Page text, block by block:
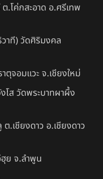
.โค่กสะอาด อ.ศรีเทพ
าที) วัดศิริมงคล
จอมแวะ จ.เชียงใหม่
โส วัดพระบาทผาผึ้ง
.เชียงดาว อ.เชียงดาว
ย จ.ลำพูน